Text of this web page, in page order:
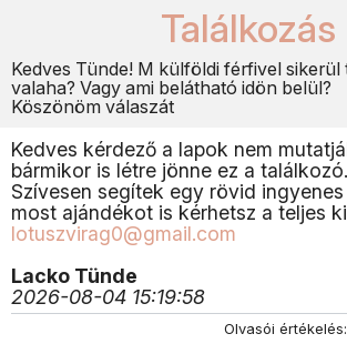
Találkozás
Kedves Tünde! M külföldi férfivel
valaha? Vagy ami belátható idön belül?
Köszönöm válaszát
Kedves kérdező a lapok nem
bármikor is létre jönne ez a találkozó.
Szívesen segítek egy rövid
most ajándékot is kérhetsz a teljes
lotuszvirag0@gmail.com
Lacko Tünde
2026-08-04 15:19:58
Olvasói értékelés: